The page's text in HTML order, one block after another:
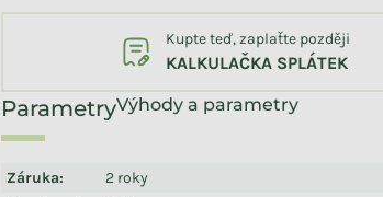
Výhody a parametry
Záruka:
2 roky
Kupte teď, zaplaťte později
KALKULAČKA SPLÁTEK